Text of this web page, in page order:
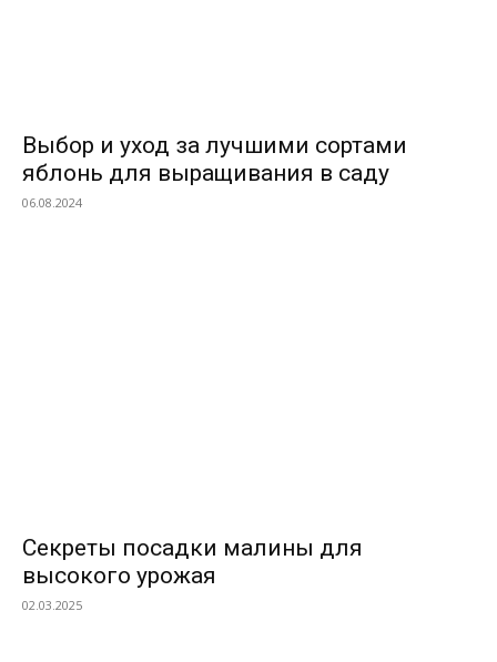
Выбор и уход за лучшими сортами
яблонь для выращивания в саду
06.08.2024
Секреты посадки малины для
высокого урожая
02.03.2025